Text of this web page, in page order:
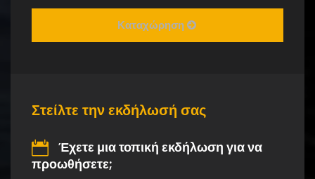
Καταχώρηση
Στείλτε την εκδήλωσή σας
Έχετε μια τοπική εκδήλωση για να
προωθήσετε;